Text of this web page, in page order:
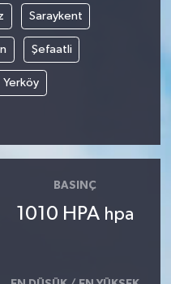
Saraykent
Şefaatli
Yerköy
BASINÇ
1010 HPA hpa